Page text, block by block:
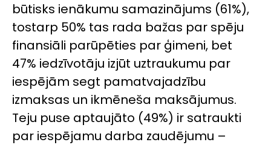
būtisks ienākumu samazinājums (61%),
tostarp 50% tas rada bažas par spēju
finansiāli parūpēties par ģimeni, bet
47% iedzīvotāju izjūt uztraukumu par
iespējām segt pamatvajadzību
izmaksas un ikmēneša maksājumus.
Teju puse aptaujāto (49%) ir satraukti
par iespējamu darba zaudējumu –